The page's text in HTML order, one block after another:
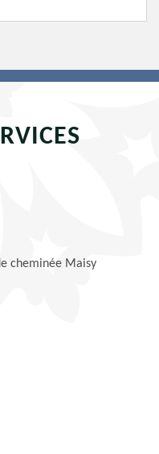
cheminée Maisy